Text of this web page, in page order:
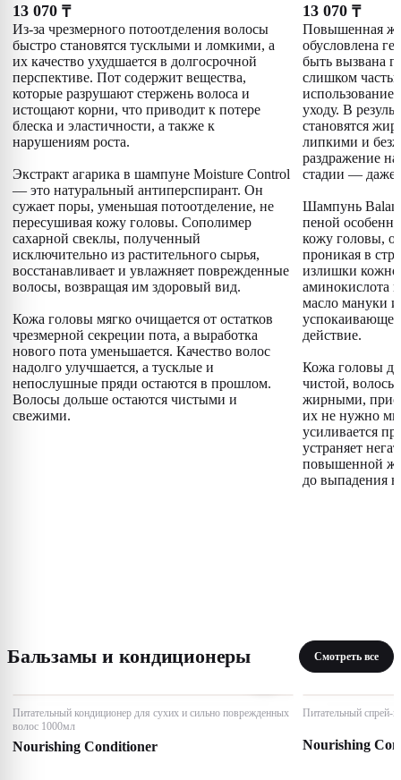
13 070 ₸
Из-за чрезмерного потоотделения волосы
быстро становятся тусклыми и ломкими, а
их качество ухудшается в долгосрочной
перспективе. Пот содержит вещества,
которые разрушают стержень волоса и
истощают корни, что приводит к потере
блеска и эластичности, а также к
нарушениям роста.
Экстракт агарика в шампуне Moisture Control
— это натуральный антиперспирант. Он
сужает поры, уменьшая потоотделение, не
пересушивая кожу головы. Сополимер
сахарной свеклы, полученный
исключительно из растительного сырья,
восстанавливает и увлажняет поврежденные
волосы, возвращая им здоровый вид.
Кожа головы мягко очищается от остатков
чрезмерной секреции пота, а выработка
нового пота уменьшается. Качество волос
надолго улучшается, а тусклые и
непослушные пряди остаются в прошлом.
Волосы дольше остаются чистыми и
свежими.
13 070 ₸
Повышенная
обусловлена
быть вызвана
слишком
уходу. В
становятся
липкими и
раздражение
стадии — даже
Шампунь
пеной
кожу головы,
проникая в
излишки
аминокислота
масло мануки
действие.
Кожа головы
чистой, волосы
жирными,
их не нужно
усиливается
устраняет
повышенной
до выпадения
Бальзамы и кондиционеры Смотреть все
Питательный кондиционер для сухих и сильно поврежденных
волос 1000мл
Nourishing Conditioner
Питательный спрей-
Nourishing